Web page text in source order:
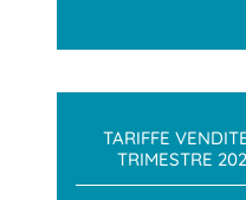
TARIFFE
TRIMESTRE